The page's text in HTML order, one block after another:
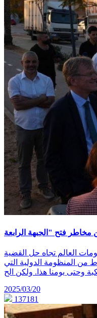
العالم تجاه حل القضية
من المنظومة الدولية التي
وحتى يومنا هذا. ولكن الح
2025/03/20
137181